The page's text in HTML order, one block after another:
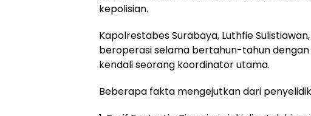
kepolisian.
Kapolrestabes Surabaya, Luthfie
beroperasi selama bertahun-tahun
kendali seorang koordinator utama.
Beberapa fakta mengejutkan dari